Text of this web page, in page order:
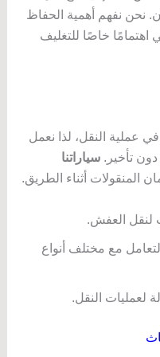
نحن نفهم أهمية الحفاظ
اهتمامًا خاصًا للتغليف
عملية النقل، لذا نعمل
تأخير. سياراتنا
المنقولات أثناء الطريق.
لنقل العفش.
مع مختلف أنواع
لعمليات النقل.